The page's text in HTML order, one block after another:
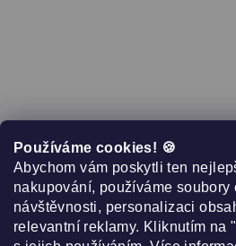
Používáme cookies! 🍪
Abychom vám poskytli ten
nakupování, používáme soubory
návštěvnosti, personalizaci
relevantní reklamy. Kliknutím na